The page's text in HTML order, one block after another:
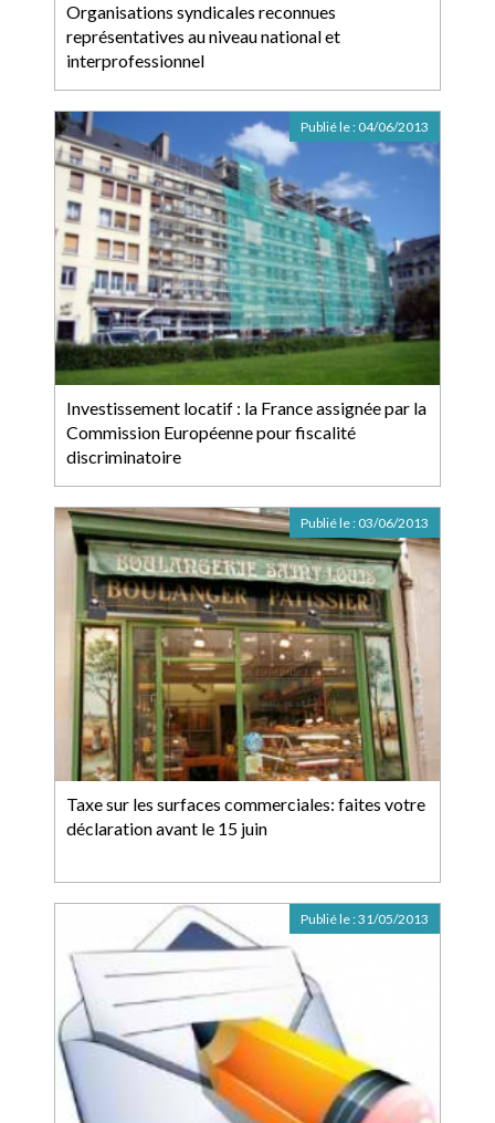
Organisations syndicales reconnues
représentatives au niveau national et
interprofessionnel
Investissement locatif : la France assignée par la
Commission Européenne pour fiscalité
discriminatoire
Publié le : 04/06/2013
Taxe sur les surfaces commerciales: faites votre
déclaration avant le 15 juin
Publié le : 03/06/2013
Publié le :31/05/2013